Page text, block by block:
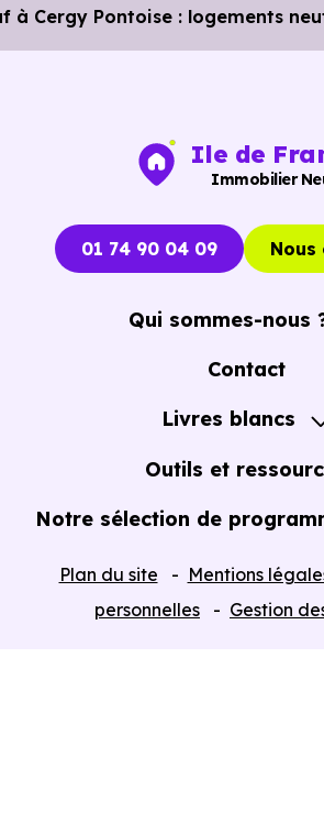
à Cergy Pontoise : logements
Ile de
Immobilier
01 74 90 04 09
Qui sommes-nous
A propos
Contact
Livres blancs
Guide de l'Achat immobilier
Outils et
Notre sélection de
Plan du site Mentions
personnelles
Gestion